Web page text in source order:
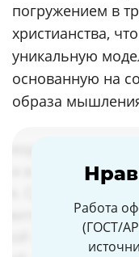
погружением в
христианства,
уникальную
основанную на
образа
Работа
(ГОСТ/